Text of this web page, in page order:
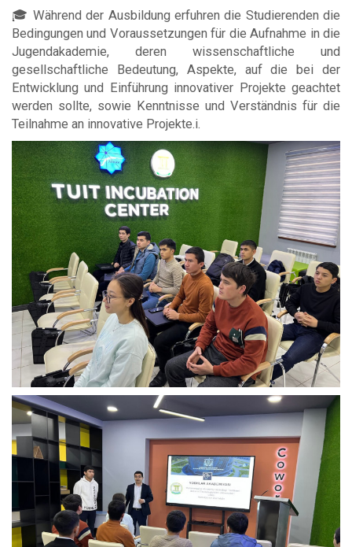
🎓 Während der Ausbildung erfuhren die Studierenden die
Bedingungen und Voraussetzungen für die Aufnahme in die
Jugendakademie, deren wissenschaftliche und
gesellschaftliche Bedeutung, Aspekte, auf die bei der
Entwicklung und Einführung innovativer Projekte geachtet
werden sollte, sowie Kenntnisse und Verständnis für die
Teilnahme an innovative Projekte.i.